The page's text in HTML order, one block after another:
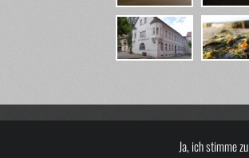
Ja, ich stimme zu